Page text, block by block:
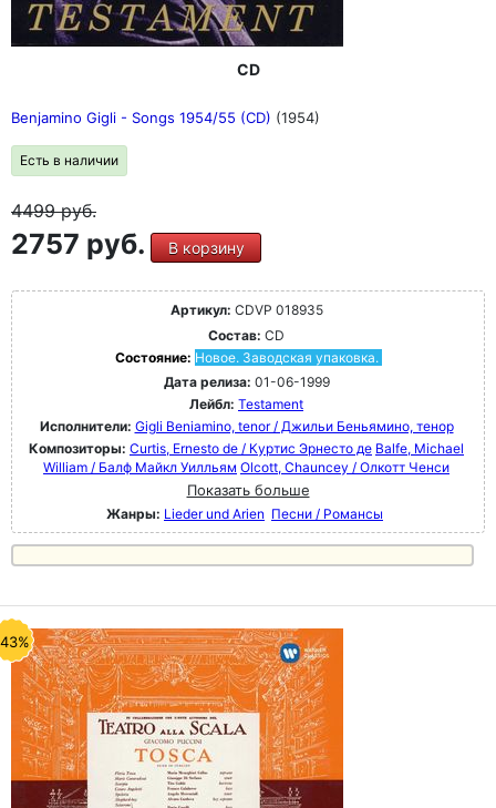
CD
Benjamino Gigli - Songs 1954/55 (CD) (1954)
Есть в наличии
4499руб.
2757 руб. В корзину
Артикул: CDVP 018935
Состав: CD
Состояние: Новое. Заводская упаковка.
Дата релиза: 01-06-1999
Лейбл: Testament
Исполнители: Gigli Beniamino, tenor / Джильи Беньямино, тенор
Композиторы: Curtis, Ernesto de / Куртис Эрнесто де Balfe, Michael
William / Балф Майкл Уилльям Olcott, Chauncey / Олкотт Ченси
Показать больше
Жанры: Lieder und Arien Песни / Романсы